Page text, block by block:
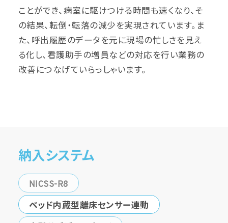
ことができ、病室に駆けつける時間も速くなり、そ
の結果、転倒・転落の減少を実現されています。ま
た、呼出履歴のデータを元に現場の忙しさを見え
る化し、看護助手の増員などの対応を行い業務の
改善につなげていらっしゃいます。
納入システム
NICSS-R8
ベッド内蔵型離床センサー連動